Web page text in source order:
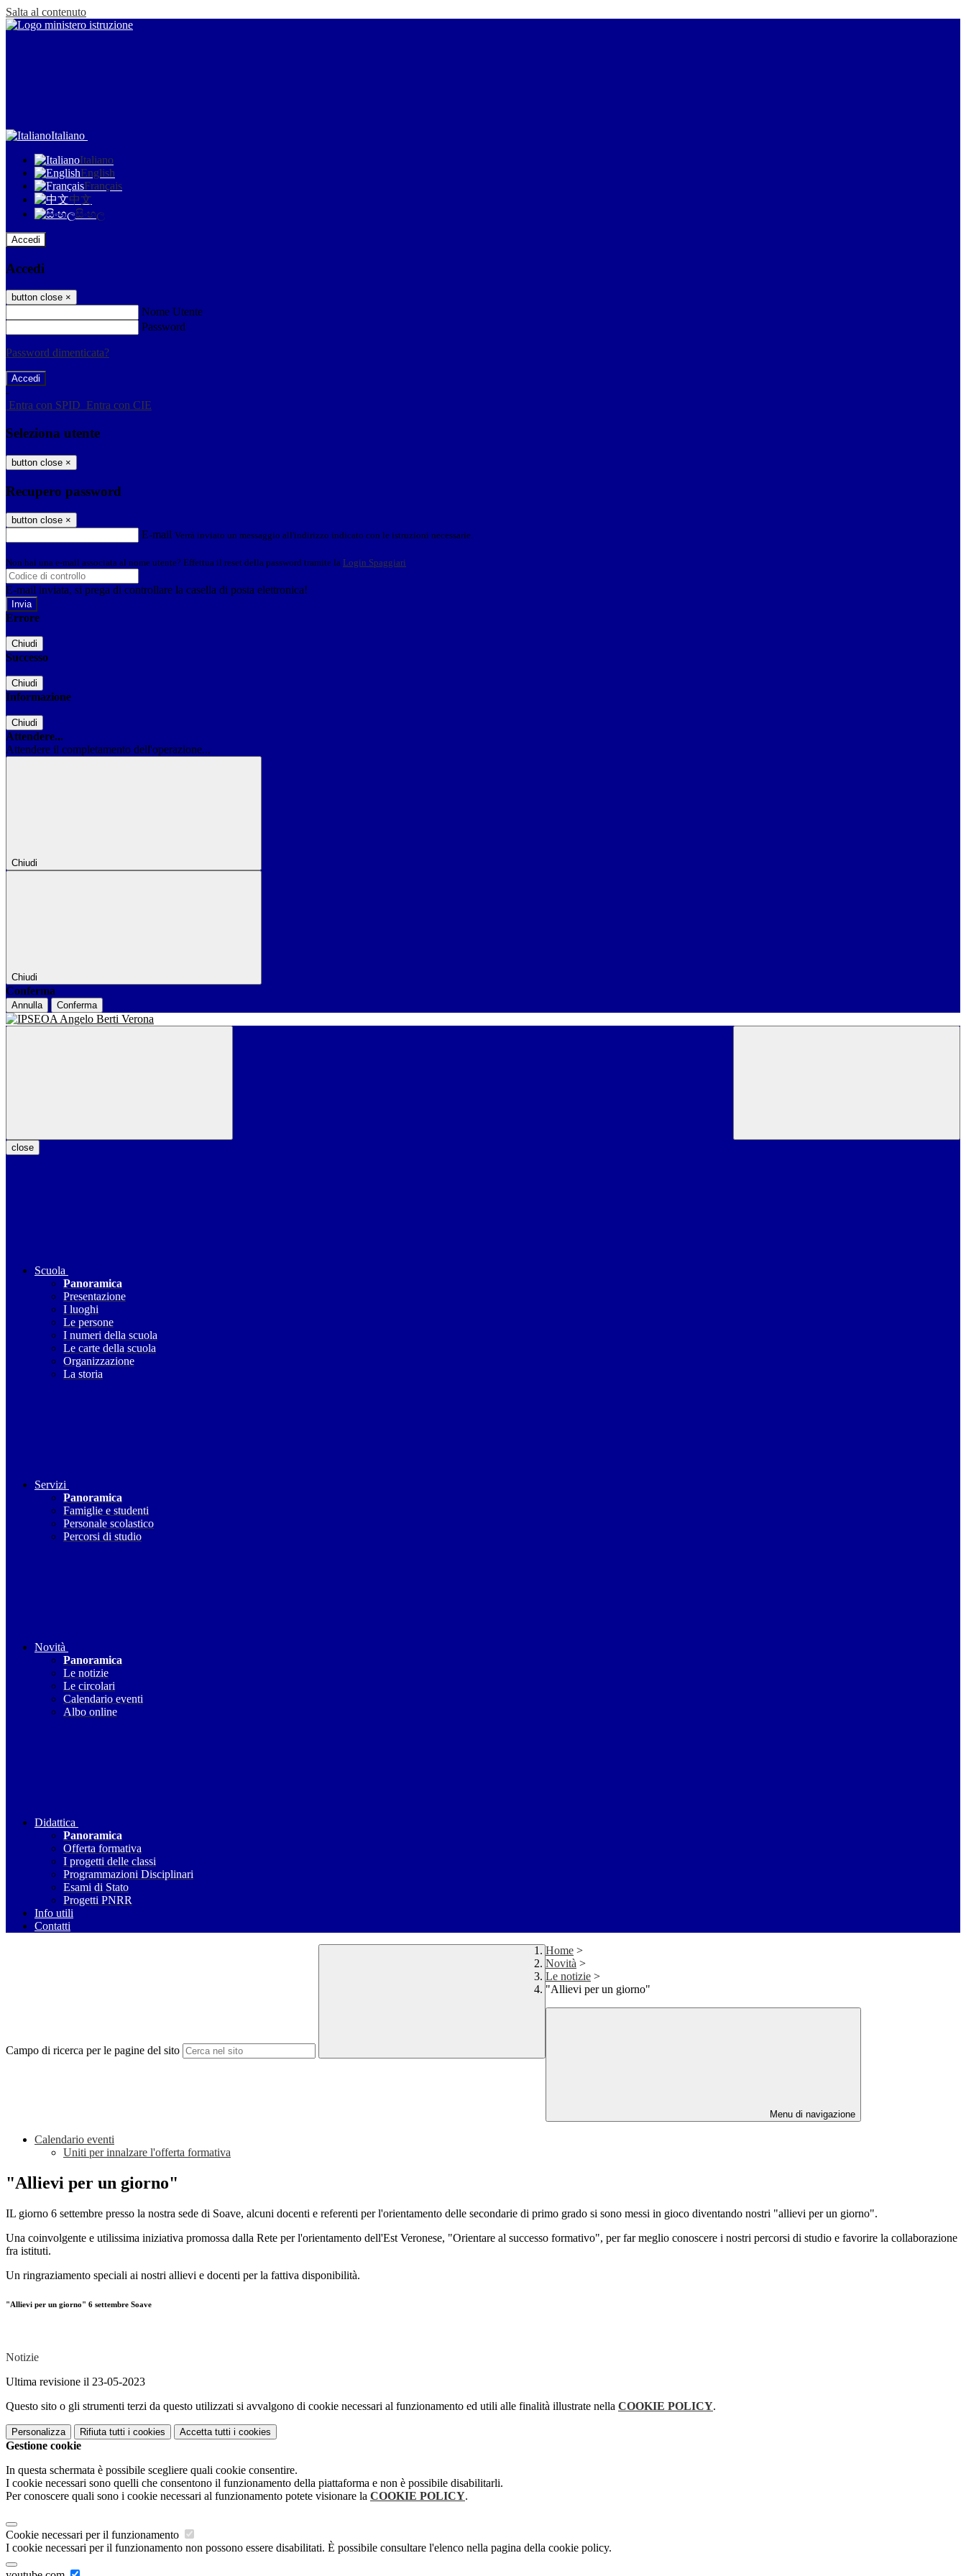
Salta al contenuto
Italiano
Italiano
English
Français
中文
සිංහල
Accedi
Accedi
button close ×
Nome Utente
Password
Password dimenticata?
-
Entra con SPID Entra con CIE
Seleziona utente
button close ×
Recupero password
button close ×
E-mail Verrà inviato un messaggio all'indirizzo indicato con le istruzioni necessarie.
Non hai una e-mail associata al nome utente? Effettua il reset della password tramite la Login Spaggiari
E-mail inviata, si prega di controllare la casella di posta elettronica!
Errore
Chiudi
Successo
Chiudi
Informazione
Chiudi
Attendere...
Attendere il completamento dell'operazione...
Chiudi
Chiudi
Conferma
Annulla Conferma
close
Scuola
Panoramica
Presentazione
I luoghi
Le persone
I numeri della scuola
Le carte della scuola
Organizzazione
La storia
Servizi
Panoramica
Famiglie e studenti
Personale scolastico
Percorsi di studio
Novità
Panoramica
Le notizie
Le circolari
Calendario eventi
Albo online
Didattica
Panoramica
Offerta formativa
I progetti delle classi
Programmazioni Disciplinari
Esami di Stato
Progetti PNRR
Info utili
Contatti
Campo di ricerca per le pagine del sito
Home >
Novità >
Le notizie >
"Allievi per un giorno"
Menu di navigazione
Calendario eventi
Uniti per innalzare l'offerta formativa
"Allievi per un giorno"
IL giorno 6 settembre presso la nostra sede di Soave, alcuni docenti e referenti per l'orientamento delle secondarie di primo grado si sono messi in gioco diventando nostri "allievi per un giorno".
Una coinvolgente e utilissima iniziativa promossa dalla Rete per l'orientamento dell'Est Veronese, "Orientare al successo formativo", per far meglio conoscere i nostri percorsi di studio e favorire la collaborazione
fra istituti.
Un ringraziamento speciali ai nostri allievi e docenti per la fattiva disponibilità.
"Allievi per un giorno" 6 settembre Soave
Notizie
Ultima revisione il 23-05-2023
Questo sito o gli strumenti terzi da questo utilizzati si avvalgono di cookie necessari al funzionamento ed utili alle finalità illustrate nella COOKIE POLICY.
Personalizza Rifiuta tutti i cookies Accetta tutti i cookies
Gestione cookie
In questa schermata è possibile scegliere quali cookie consentire.
I cookie necessari sono quelli che consentono il funzionamento della piattaforma e non è possibile disabilitarli.
Per conoscere quali sono i cookie necessari al funzionamento potete visionare la COOKIE POLICY.
Cookie necessari per il funzionamento
I cookie necessari per il funzionamento non possono essere disabilitati. È possibile consultare l'elenco nella pagina della cookie policy.